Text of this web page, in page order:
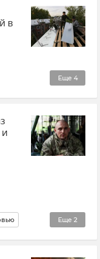
Новости
в
Еще 4
Еще 2